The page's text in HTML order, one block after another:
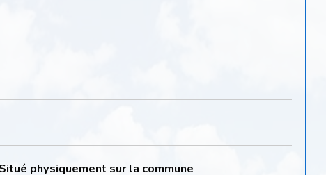
physiquement sur la commune